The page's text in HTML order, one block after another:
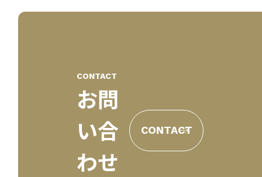
CONTACT
お問
い合
わせ
CONTACT